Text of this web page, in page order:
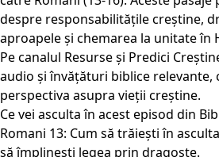
despre responsabilitățile creștine,
aproapele și chemarea la unitate în
Pe canalul Resurse și Predici
audio și învățături biblice
perspectiva asupra vieții creștine.
Ce vei asculta în acest episod din
Romani 13: Cum să trăiești în
să împlinești legea prin dragoste.